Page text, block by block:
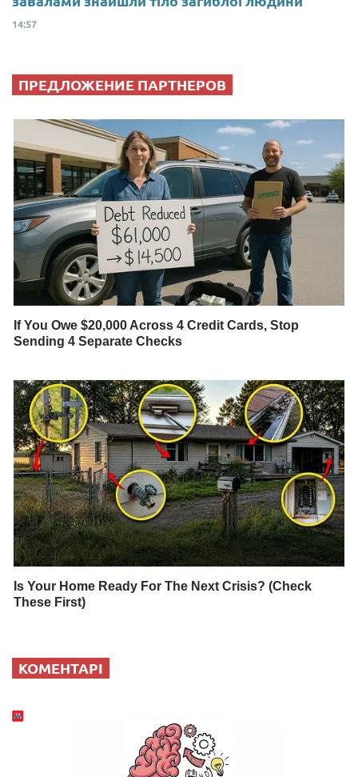
14:57
ПРЕДЛОЖЕНИЕ ПАРТНЕРОВ
If You Owe $20,000 Across 4 Credit Cards, Stop
Sending 4 Separate Checks
Is Your Home Ready For The Next Crisis? (Check
These First)
КОМЕНТАРІ